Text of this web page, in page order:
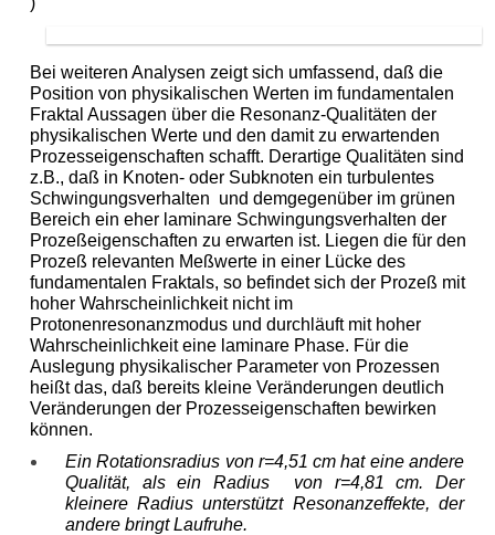
Bei weiteren Analysen zeigt sich umfassend, daß die
Position von physikalischen Werten im fundamentalen
Fraktal Aussagen über die Resonanz-Qualitäten der
physikalischen Werte und den damit zu erwartenden
Prozesseigenschaften schafft. Derartige Qualitäten sind
z.B., daß in Knoten- oder Subknoten ein turbulentes
Schwingungsverhalten und demgegenüber im grünen
Bereich ein eher laminare Schwingungsverhalten der
Prozeßeigenschaften zu erwarten ist. Liegen die für den
Prozeß relevanten Meßwerte in einer Lücke des
fundamentalen Fraktals, so befindet sich der Prozeß mit
hoher Wahrscheinlichkeit nicht im
Protonenresonanzmodus und durchläuft mit hoher
Wahrscheinlichkeit eine laminare Phase. Für die
Auslegung physikalischer Parameter von Prozessen
heißt das, daß bereits kleine Veränderungen deutlich
Veränderungen der Prozesseigenschaften bewirken
können.
Ein Rotationsradius von r=4,51 cm hat eine andere
Qualität, als ein Radius von r=4,81 cm. Der
kleinere Radius unterstützt Resonanzeffekte, der
andere bringt Laufruhe.